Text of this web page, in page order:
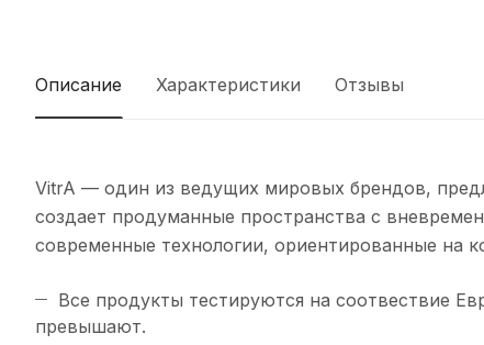
Описание Характеристики Отзывы
VitrA — один из ведущих мировых брендов,
создает продуманные пространства с
современные технологии, ориентированные на
Все продукты тестируются на соотвествие
превышают.